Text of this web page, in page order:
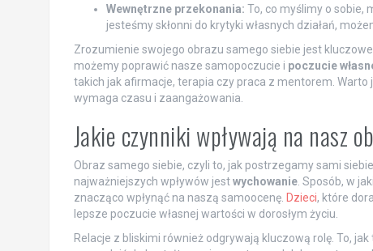
Wewnętrzne przekonania: To, co myślimy o sobie,
jesteśmy skłonni do krytyki własnych działań,
Zrozumienie swojego obrazu samego siebie jest
możemy poprawić nasze samopoczucie i poczucie
takich jak afirmacje, terapia czy praca z mentorem.
wymaga czasu i zaangażowania.
Jakie czynniki wpływają na nasz
Obraz samego siebie, czyli to, jak postrzegamy sami
najważniejszych wpływów jestwychowanie. Sposób, w
znacząco wpłynąć na naszą samoocenę. Dzieci, które
lepsze poczucie własnej wartości w dorosłym życiu.
Relacje z bliskimi również odgrywają kluczową rolę. To,